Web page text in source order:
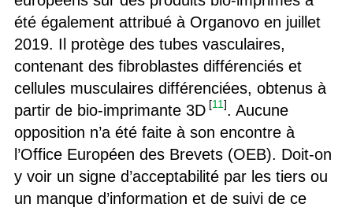
été également attribué à Organovo en juillet
2019. Il protège des tubes vasculaires,
contenant des fibroblastes différenciés et
cellules musculaires différenciées, obtenus à
partir de bio-imprimante 3D [11]. Aucune
opposition n’a été faite à son encontre à
l’Office Européen des Brevets (OEB). Doit-on
y voir un signe d’acceptabilité par les tiers ou
un manque d’information et de suivi de ce